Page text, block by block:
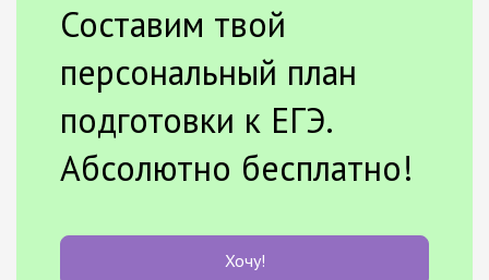
Составим твой
персональный план
подготовки к ЕГЭ.
Абсолютно бесплатно!
Хочу!